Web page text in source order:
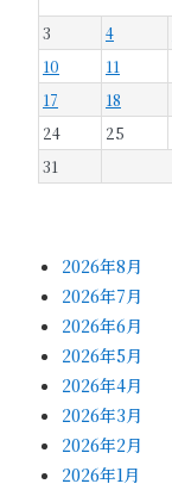
3
4
10
11
17
18
24
25
31
2026年8月
2026年7月
2026年6月
2026年5月
2026年4月
2026年3月
2026年2月
2026年1月